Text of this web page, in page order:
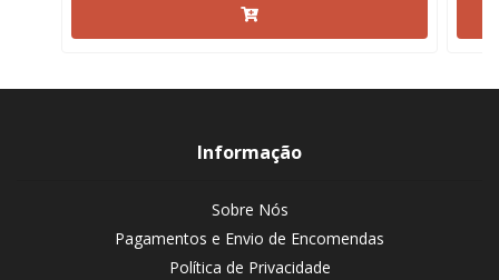
Informação
Sobre Nós
Pagamentos e Envio de Encomendas
Política de Privacidade